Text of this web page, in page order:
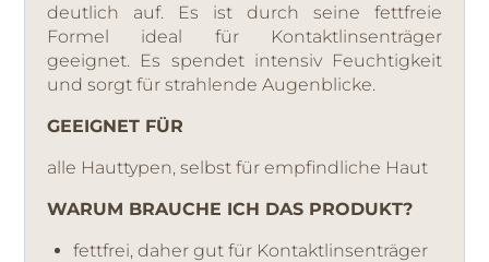
deutlich auf. Es ist durch seine fettfreie
Formel ideal für Kontaktlinsenträger
geeignet. Es spendet intensiv Feuchtigkeit
und sorgt für strahlende Augenblicke.
GEEIGNET FÜR
alle Hauttypen, selbst für empfindliche Haut
WARUM BRAUCHE ICH DAS PRODUKT?
fettfrei, daher gut für Kontaktlinsenträger